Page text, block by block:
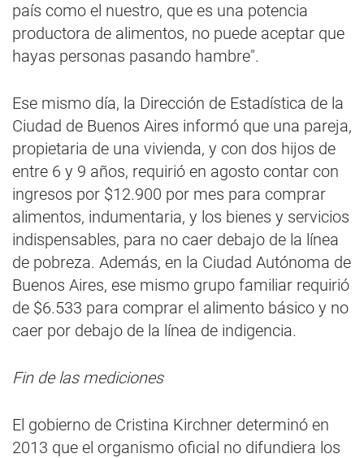
país como el nuestro, que es una potencia
productora de alimentos, no puede aceptar que
hayas personas pasando hambre".
Ese mismo día, la Dirección de Estadística de la
Ciudad de Buenos Aires informó que una pareja,
propietaria de una vivienda, y con dos hijos de
entre 6 y 9 años, requirió en agosto contar con
ingresos por $12.900 por mes para comprar
alimentos, indumentaria, y los bienes y servicios
indispensables, para no caer debajo de la línea
de pobreza. Además, en la Ciudad Autónoma de
Buenos Aires, ese mismo grupo familiar requirió
de $6.533 para comprar el alimento básico y no
caer por debajo de la línea de indigencia.
Fin de las mediciones
El gobierno de Cristina Kirchner determinó en
2013 que el organismo oficial no difundiera los